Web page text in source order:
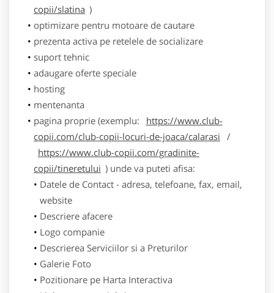
copii/slatina )
optimizare pentru motoare de cautare
prezenta activa pe retelele de socializare
suport tehnic
adaugare oferte speciale
hosting
mentenanta
pagina proprie (exemplu:
https://www.club-
copii.com/club-copii-locuri-de-joaca/calarasi /
https://www.club-copii.com/gradinite-
copii/tineretului ) unde va puteti afisa:
Datele de Contact - adresa, telefoane, fax, email,
website
Descriere afacere
Logo companie
Descrierea Serviciilor si a Preturilor
Galerie Foto
Pozitionare pe Harta Interactiva